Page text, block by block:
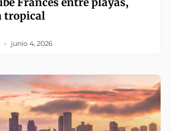
tropical
junio 4, 2026